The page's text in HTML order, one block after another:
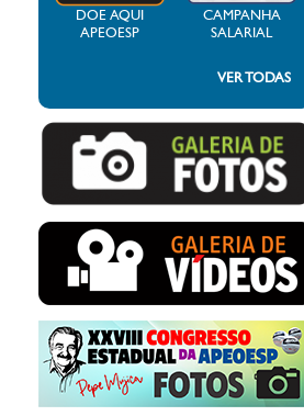
DOE AQUI
APEOESP
CAMPANHA
SALARIAL
VER TODAS